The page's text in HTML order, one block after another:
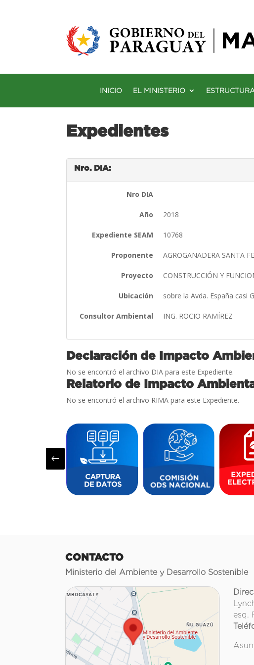
INICIO EL MINISTERIO
Expedientes
Nro. DIA:
Nro DIA
Año 2018
Expediente SEAM 10768
Proponente AGROGANADERA SANTA
Proyecto CONSTRUCCIÓN Y
Ubicación sobre la Avda. España casi
Consultor Ambiental ING. ROCIO RAMÍREZ
Declaración de Impacto
No se encontró el archivo DIA para este Expediente.
Relatorio de Impacto
No se encontró el archivo RIMA para este Expediente.
#
CONTACTO
Ministerio del Ambiente y Desarrollo Sostenible
esq.